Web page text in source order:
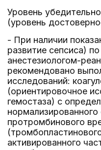
Уровень
(уровень
- При наличии
развитие сепсиса)
анестезиологом-
рекомендовано
исследований:
(ориентировочное
гемостаза) с
протромбинового
активированного